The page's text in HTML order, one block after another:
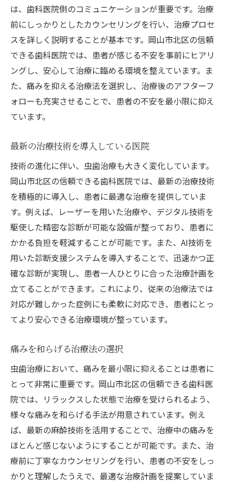
は、歯科医院側のコミュニケーションが重要です。治療
前にしっかりとしたカウンセリングを行い、治療プロセ
スを詳しく説明することが基本です。岡山市北区の信頼
できる歯科医院では、患者が感じる不安を事前にヒアリ
ングし、安心して治療に臨める環境を整えています。ま
た、痛みを抑える治療法を選択し、治療後のアフターフ
ォローも充実させることで、患者の不安を最小限に抑え
ています。
最新の治療技術を導入している医院
技術の進化に伴い、虫歯治療も大きく変化しています。
岡山市北区の信頼できる歯科医院では、最新の治療技術
を積極的に導入し、患者に最適な治療を提供していま
す。例えば、レーザーを用いた治療や、デジタル技術を
駆使した精密な診断が可能な設備が整っており、患者に
かかる負担を軽減することが可能です。また、AI技術を
用いた診断支援システムを導入することで、迅速かつ正
確な診断が実現し、患者一人ひとりに合った治療計画を
立てることができます。これにより、従来の治療法では
対応が難しかった症例にも柔軟に対応でき、患者にとっ
てより安心できる治療環境が整っています。
痛みを和らげる治療法の選択
虫歯治療において、痛みを最小限に抑えることは患者に
とって非常に重要です。岡山市北区の信頼できる歯科医
院では、リラックスした状態で治療を受けられるよう、
様々な痛みを和らげる手法が用意されています。例え
ば、最新の麻酔技術を活用することで、治療中の痛みを
ほとんど感じないようにすることが可能です。また、治
療前に丁寧なカウンセリングを行い、患者の不安をしっ
かりと理解したうえで、最適な治療計画を提案していま